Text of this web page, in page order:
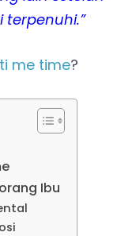
terpenuhi.”
me time?
Ibu